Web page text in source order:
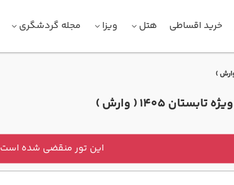
خرید اقساطی هتل ویزا مجله گردشگری
این تور منقضی شده است